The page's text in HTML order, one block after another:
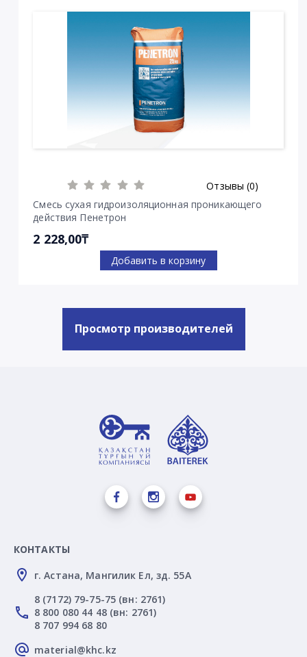
Отзывы (0)
Смесь сухая гидроизоляционная проникающего
действия Пенетрон
2 228,00₸
Добавить в корзину
Просмотр производителей
КОНТАКТЫ
г. Астана, Мангилик Ел, зд. 55А
8 (7172) 79-75-75 (вн: 2761)
8 800 080 44 48 (вн: 2761)
8 707 994 68 80
material@khc.kz